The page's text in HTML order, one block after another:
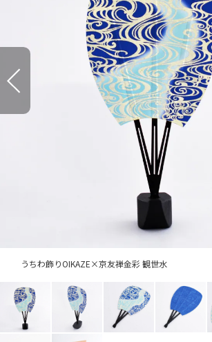
うちわ飾りOIKAZE×京友禅金彩 観世水